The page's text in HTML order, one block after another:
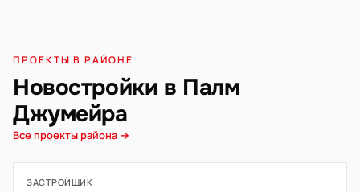
ПРОЕКТЫ В РАЙОНЕ
Новостройки в Палм
Джумейра
Все проекты района →
ЗАСТРОЙЩИК